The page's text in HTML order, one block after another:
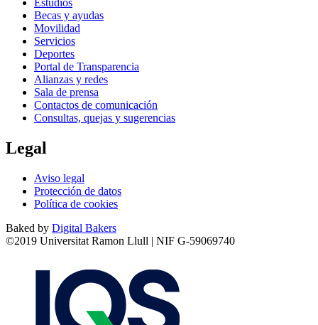
Estudios
Becas y ayudas
Movilidad
Servicios
Deportes
Portal de Transparencia
Alianzas y redes
Sala de prensa
Contactos de comunicación
Consultas, quejas y sugerencias
Legal
Aviso legal
Protección de datos
Política de cookies
Baked by Digital Bakers
©2019 Universitat Ramon Llull | NIF G-59069740